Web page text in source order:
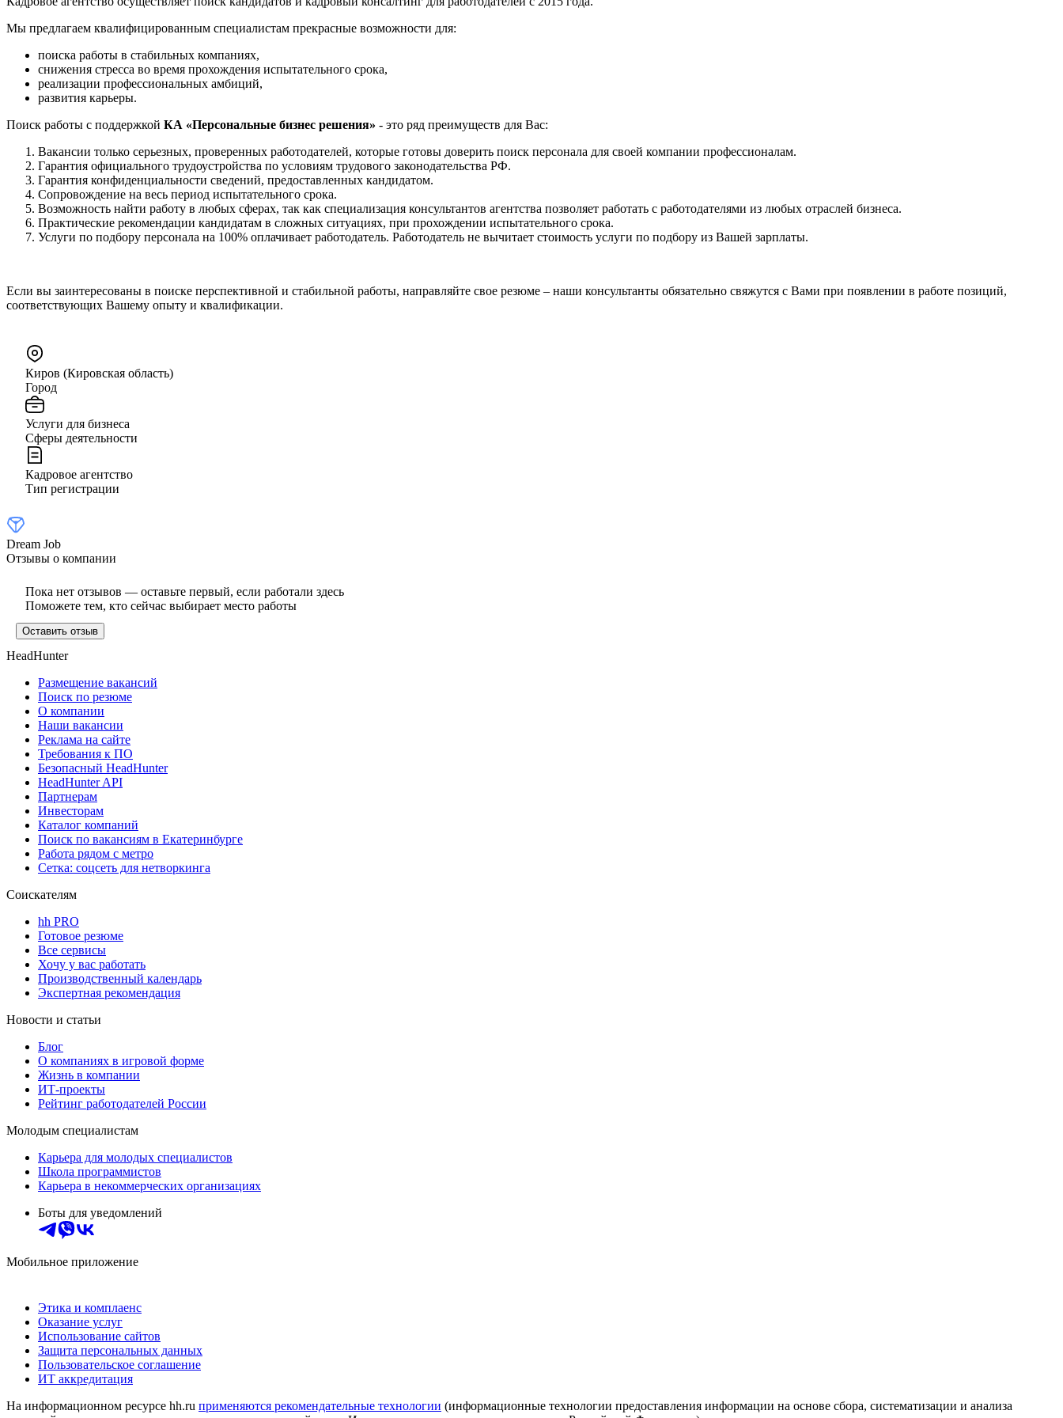
Мы предлагаем квалифицированным специалистам прекрасные возможности для:
поиска работы в стабильных компаниях,
снижения стресса во время прохождения испытательного срока,
реализации профессиональных амбиций,
развития карьеры.
Поиск работы с поддержкой КА «Персональные бизнес решения» - это ряд преимуществ для Вас:
Вакансии только серьезных, проверенных работодателей, которые готовы доверить поиск персонала для своей компании профессионалам.
Гарантия официального трудоустройства по условиям трудового законодательства РФ.
Гарантия конфиденциальности сведений, предоставленных кандидатом.
Сопровождение на весь период испытательного срока.
Возможность найти работу в любых сферах, так как специализация консультантов агентства позволяет работать с работодателями из любых отраслей бизнеса.
Практические рекомендации кандидатам в сложных ситуациях, при прохождении испытательного срока.
Услуги по подбору персонала на 100% оплачивает работодатель. Работодатель не вычитает стоимость услуги по подбору из Вашей зарплаты.
Если вы заинтересованы в поиске перспективной и стабильной работы, направляйте свое резюме – наши консультанты обязательно свяжутся с Вами при появлении в работе позиций,
соответствующих Вашему опыту и квалификации.
Киров (Кировская область)
Город
Услуги для бизнеса
Сферы деятельности
Кадровое агентство
Тип регистрации
Dream Job
Отзывы о компании
Пока нет отзывов — оставьте первый, если работали здесь
Поможете тем, кто сейчас выбирает место работы
Оставить отзыв
HeadHunter
Размещение вакансий
Поиск по резюме
О компании
Наши вакансии
Реклама на сайте
Требования к ПО
Безопасный HeadHunter
HeadHunter API
Партнерам
Инвесторам
Каталог компаний
Поиск по вакансиям в Екатеринбурге
Работа рядом с метро
Сетка: соцсеть для нетворкинга
Соискателям
hh PRO
Готовое резюме
Все сервисы
Хочу у вас работать
Производственный календарь
Экспертная рекомендация
Новости и статьи
Блог
О компаниях в игровой форме
Жизнь в компании
ИТ-проекты
Рейтинг работодателей России
Молодым специалистам
Карьера для молодых специалистов
Школа программистов
Карьера в некоммерческих организациях
Боты для уведомлений
Мобильное приложение
Этика и комплаенс
Оказание услуг
Использование сайтов
Защита персональных данных
Пользовательское соглашение
ИТ аккредитация
На информационном ресурсе hh.ru применяются рекомендательные технологии (информационные технологии предоставления информации на основе сбора, систематизации и анализа